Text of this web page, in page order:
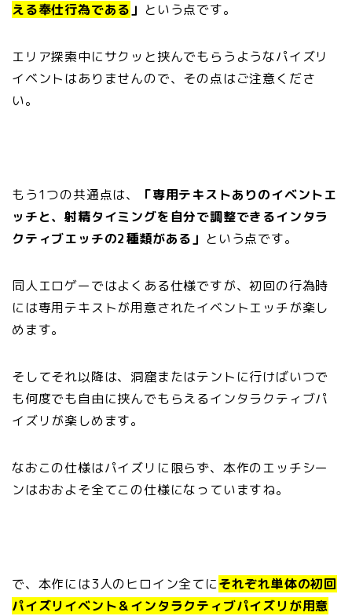
える奉仕行為である 」 という点です。
エリア探索中にサクッと挟んでもらうようなパイズリ
イベントはありませんので、その点はご注意くださ
い。
もう1つの共通点は、
「専用テキストありのイベントエ
ッチと、射精タイミングを自分で調整できるインタラ
クティブエッチの2種類がある」 という点です。
同人エロゲーではよくある仕様ですが、初回の行為時
には専用テキストが用意されたイベントエッチが楽し
めます。
そしてそれ以降は、洞窟またはテントに行けばいつで
も何度でも自由に挟んでもらえるインタラクティブパ
イズリが楽しめます。
なおこの仕様はパイズリに限らず、本作のエッチシー
ンはおおよそ全てこの仕様になっていますね。
で、本作には3人のヒロイン全てにそれぞれ単体の初回
パイズリイベント＆インタラクティブパイズリが用意